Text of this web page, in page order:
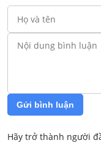
Gửi bình luận
Hãy trở thành người